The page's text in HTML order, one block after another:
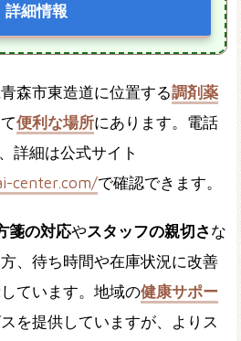
詳細情報
森市東造道に位置する調剤薬
便利な場所にあります。電話
、詳細は公式サイト
center.com/で確認できます。
箋の対応やスタッフの親切さな
、待ち時間や在庫状況に改善
ています。地域の健康サポー
を提供していますが、よりス